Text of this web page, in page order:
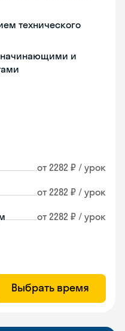
технического
начинающими и
от 2282 ₽ / урок
от 2282 ₽ / урок
от 2282 ₽ / урок
Выбрать время